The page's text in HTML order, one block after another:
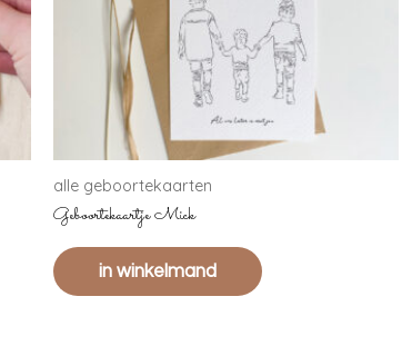
alle geboortekaarten
Geboortekaartje Mick
in winkelmand